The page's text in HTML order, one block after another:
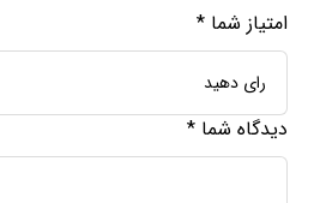
امتیاز شما*
دیدگاه شما*